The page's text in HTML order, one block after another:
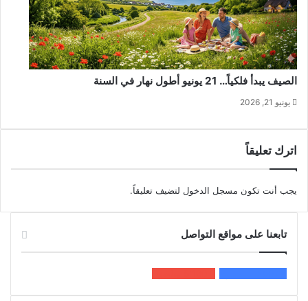
الصيف يبدأ فلكياً… 21 يونيو أطول نهار في السنة
يونيو 21, 2026
اترك تعليقاً
يجب أنت تكون مسجل الدخول لتضيف تعليقاً.
تابعنا على مواقع التواصل